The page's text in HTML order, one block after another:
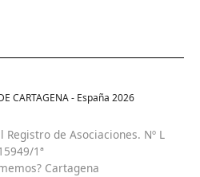
CARTAGENA - España 2026
de Asociaciones. Nº L
1ª
Cartagena